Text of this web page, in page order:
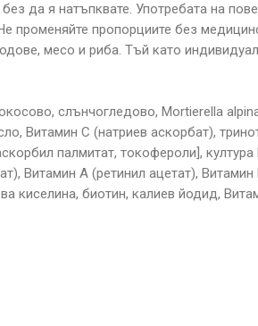
да я натъпквате. Употребата на
пропорциите без
месо и риба. Тъй като
слънчогледово, Mortierella
Витамин С (натриев аскорбат),
палмитат, токофероли],
Витамин А (ретинил ацетат),
киселина, биотин, калиев йодид,